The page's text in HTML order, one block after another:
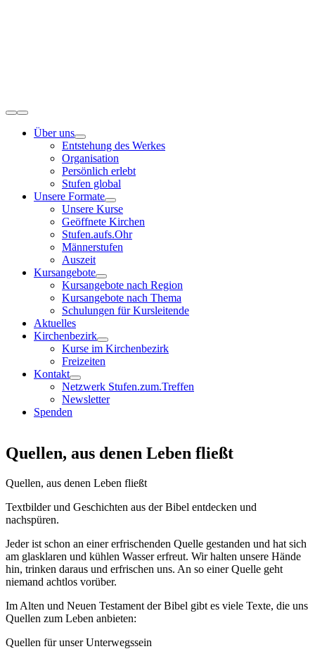
Toggle
NavigationÜber uns
Entstehung des Werkes
Organisation
Persönlich erlebt
Stufen global
Unsere Formate
Unsere Kurse
Geöffnete Kirchen
Stufen.aufs.Ohr
Männerstufen
Auszeit
Kursangebote
Kursangebote nach Region
Kursangebote nach Thema
Schulungen für Kursleitende
Aktuelles
Kirchenbezirk
Kurse im Kirchenbezirk
Freizeiten
Kontakt
Netzwerk Stufen.zum.Treffen
Newsletter
Spenden
Quellen, aus denen Leben fließt
Quellen, aus denen Leben fließt
Textbilder und Geschichten aus der Bibel entdecken und
nachspüren.
Jeder ist schon an einer erfrischenden Quelle gestanden und hat sich
am glasklaren und kühlen Wasser erfreut. Wir halten unsere Hände
hin, trinken daraus und erfrischen uns. An so einer Quelle geht
niemand achtlos vorüber.
Im Alten und Neuen Testament der Bibel gibt es viele Texte, die uns
Quellen zum Leben anbieten:
Quellen für unser Unterwegssein